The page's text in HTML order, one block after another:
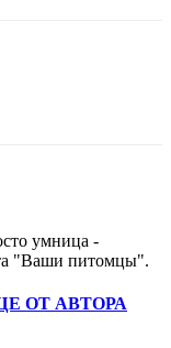
умница -
"Ваши питомцы".
ОТ АВТОРА